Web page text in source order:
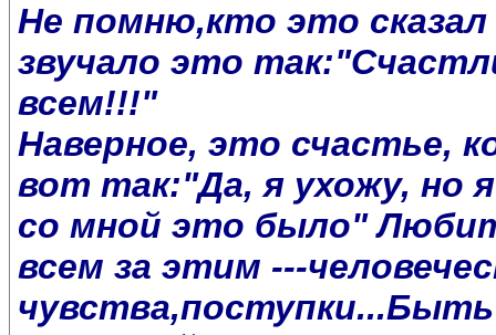
Не помню,кто это
звучало это
всем!!!"
Наверное, это счастье,
вот так:"Да, я ухожу, но
со мной это было"
всем за этим ---